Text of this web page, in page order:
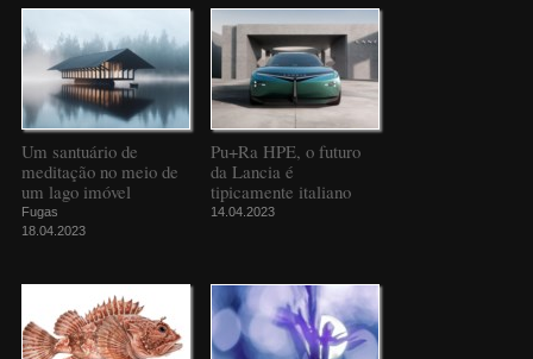
Um santuário de
meditação no meio de
um lago imóvel
Fugas
18.04.2023
Pu+Ra HPE, o futuro
da Lancia é
tipicamente italiano
14.04.2023